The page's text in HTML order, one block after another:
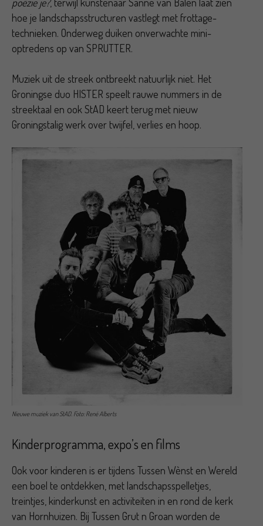
hoe je landschapsstructuren vastlegt met frottage-
technieken. Onderweg duiken onverwachte mini-
optredens op van SPRUTTER.
Muziek uit de streek ontbreekt natuurlijk niet. Het
Groningse duo HISTER speelt rauwe nummers in de
streektaal en ook StAD keert terug met nieuw
Groningstalig werk over twijfel, verlies en hoop.
Nieuwe muziek van StAD. Foto: René Alberts
Kinderprogramma, expo’s en films
Ook voor kinderen is er tijdens Tussen Wènst en Wereld
een boel te ontdekken, met landschapsspelletjes,
treintjes, kinderkunst en activiteiten in en rond de kerk
van Hornhuizen. Bij Tussen Grut n Groan worden de